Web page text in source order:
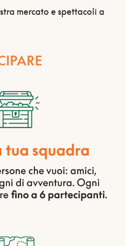
mercato e spettacoli a